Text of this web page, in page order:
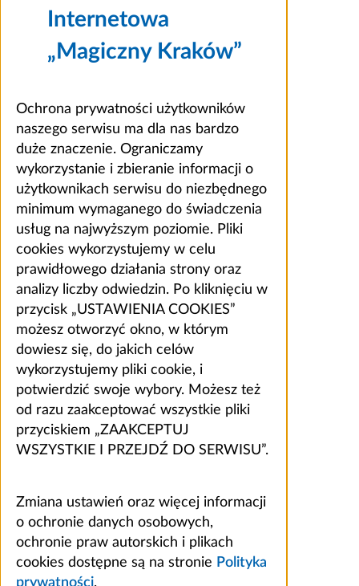
Internetowa
„Magiczny Kraków”
Ochrona prywatności użytkowników
naszego serwisu ma dla nas bardzo
duże znaczenie. Ograniczamy
wykorzystanie i zbieranie informacji o
użytkownikach serwisu do niezbędnego
minimum wymaganego do świadczenia
usług na najwyższym poziomie. Pliki
cookies wykorzystujemy w celu
prawidłowego działania strony oraz
analizy liczby odwiedzin. Po kliknięciu w
przycisk „USTAWIENIA COOKIES”
możesz otworzyć okno, w którym
dowiesz się, do jakich celów
wykorzystujemy pliki cookie, i
potwierdzić swoje wybory. Możesz też
od razu zaakceptować wszystkie pliki
przyciskiem „ZAAKCEPTUJ
WSZYSTKIE I PRZEJDŹ DO SERWISU”.
Zmiana ustawień oraz więcej informacji
o ochronie danych osobowych,
ochronie praw autorskich i plikach
cookies dostępne są na stronie Polityka
prywatności.